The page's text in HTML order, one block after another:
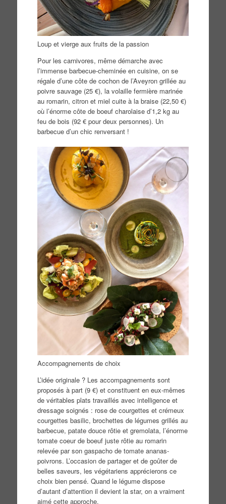
Loup et vierge aux fruits de la passion
Pour les carnivores, même démarche avec
l’immense barbecue-cheminée en cuisine, on se
régale d’une côte de cochon de l’Aveyron grillée au
poivre sauvage (25 €), la volaille fermière marinée
au romarin, citron et miel cuite à la braise (22,50 €)
où l’énorme côte de boeuf charolaise d’1,2 kg au
feu de bois (92 € pour deux personnes). Un
barbecue d’un chic renversant !
Accompagnements de choix
L’idée originale ? Les accompagnements sont
proposés à part (9 €) et constituent en eux-mêmes
de véritables plats travaillés avec intelligence et
dressage soignés : rose de courgettes et crémeux
courgettes basilic, brochettes de légumes grillés au
barbecue, patate douce rôtie et gremolata, l’énorme
tomate coeur de boeuf juste rôtie au romarin
relevée par son gaspacho de tomate ananas-
poivrons. L’occasion de partager et de goûter de
belles saveurs, les végétariens apprécierons ce
choix bien pensé. Quand le légume dispose
d’autant d’attention il devient la star, on a vraiment
aimé cette approche.